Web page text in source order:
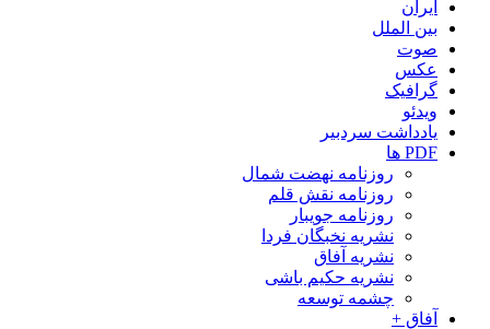
ایران
بین الملل
صوت
عکس
گرافیک
ویدئو
یادداشت سردبیر
PDF ها
روزنامه نهضت شمال
روزنامه نقش قلم
روزنامه جویبار
نشریه نخبگان فردا
نشریه آفاق
نشریه حکیم باشی
چشمه توسعه
آفاق +